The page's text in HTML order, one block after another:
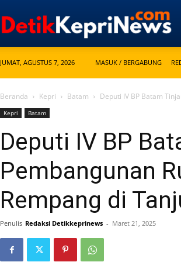
JUMAT, AGUSTUS 7, 2026 MASUK / BERGABUNG
Beranda Kepri Batam Deputi IV BP Batam
Kepri Batam
Deputi IV BP
Pembangunan
Rempang di
Penulis Redaksi Detikkeprinews - Maret 21, 2025